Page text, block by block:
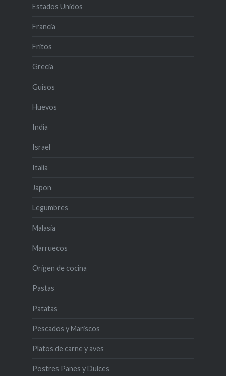
Estados Unidos
Francia
Fritos
Grecia
Guisos
Huevos
India
Israel
Italia
Japon
Legumbres
Malasia
Marruecos
Origen de cocina
Pastas
Patatas
Pescados y Mariscos
Platos de carne y aves
Postres Panes y Dulces